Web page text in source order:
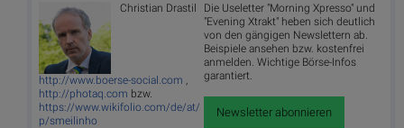
Christian Drastil
http://www.boerse-social.com
http://photaq.com bzw.
https://www.wikifolio.com/de/at/
p/smeilinho
Die Useletter "Morning Xpresso" und
"Evening Xtrakt" heben sich deutlich
von den gängigen Newslettern ab.
Beispiele ansehen bzw. kostenfrei
anmelden. Wichtige Börse-Infos
garantiert.
Newsletter abonnieren